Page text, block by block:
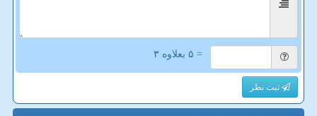
= ۵ بعلاوه ۳
ثبت نظر